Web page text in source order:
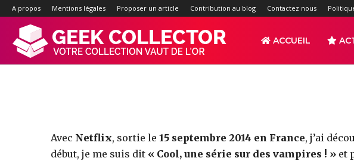
A propos Mentions légales Proposer un article Contribution au blog Contactez nous
ACCUEIL
Une Nuit en
Avec Netflix, sortie le 15 septembre 2014 en France, j’ai
début, je me suis dit « Cool, une série sur des vampires ! » et